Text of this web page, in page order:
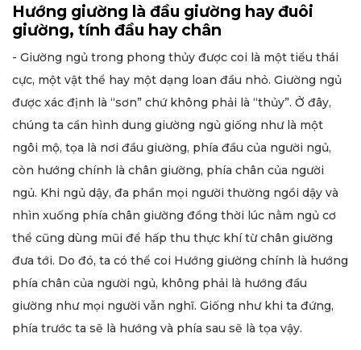
Hướng giường là đầu giường hay đuôi
giường, tính đầu hay chân
- Giường ngủ trong phong thủy được coi là một tiểu thái
cực, một vật thể hay một dạng loan đầu nhỏ. Giường ngủ
được xác định là “sơn” chứ không phải là “thủy”. Ở đây,
chúng ta cần hình dung giường ngủ giống như là một
ngôi mộ, tọa là nơi đầu giường, phía đầu của người ngủ,
còn hướng chính là chân giường, phía chân của người
ngủ. Khi ngủ dậy, đa phần mọi người thường ngồi dậy và
nhìn xuống phía chân giường đồng thời lúc nằm ngủ cơ
thể cũng dùng mũi để hấp thu thực khí từ chân giường
đưa tới. Do đó, ta có thể coi Hướng giường chính là hướng
phía chân của người ngủ, không phải là hướng đầu
giường như mọi người vẫn nghĩ. Giống như khi ta đứng,
phía trước ta sẽ là hướng và phía sau sẽ là tọa vậy.